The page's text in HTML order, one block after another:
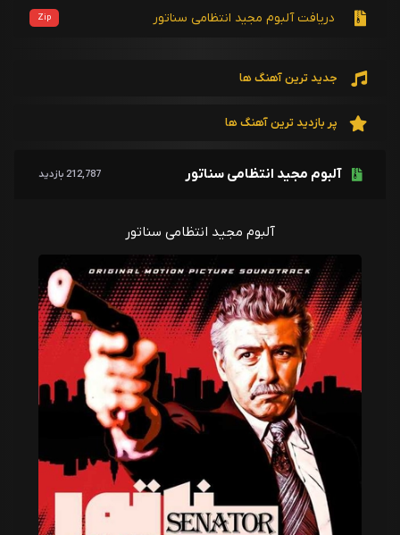
آلبوم مجید انتظامی سناتور 212,787 بازدید
آلبوم مجید انتظامی سناتور
مجید انتظامی
14 - Sergeant
مجید انتظامی
15 - Boss
مجید انتظامی
16- Khorrami
مجید انتظامی
17 - The Fateful Meeting
مجید انتظامی
18 - Goodbye, Sergeant!
مجید انتظامی
دریافت آلبوم مجید انتظامی سناتور Zip
جدید ترین آهنگ ها
پر بازدید ترین آهنگ ها